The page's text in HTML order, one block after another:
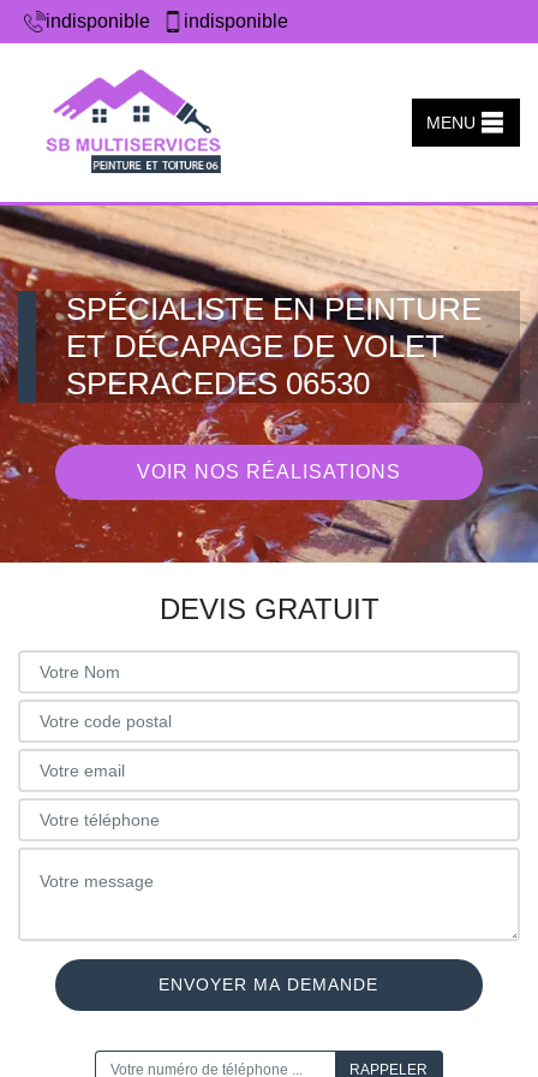
indisponible indisponible
MENU
SPÉCIALISTE EN PEINTURE
ET DÉCAPAGE DE VOLET
SPERACEDES 06530
VOIR NOS RÉALISATIONS
DEVIS GRATUIT